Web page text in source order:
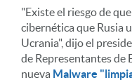
"Existe el riesgo de
cibernética que Rusia
Ucrania", dijo el
de Representantes de
nueva Malware